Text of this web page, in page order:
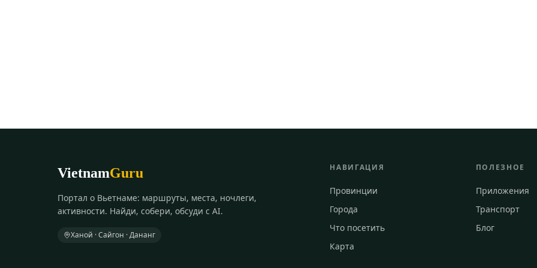
VietnamGuru
Портал о Вьетнаме: маршруты, места, ночлеги,
активности. Найди, собери, обсуди с AI.
Ханой · Сайгон · Дананг
НАВИГАЦИЯ
Провинции
Города
Что посетить
Карта
ПОЛЕЗНОЕ
Приложения
Транспорт
Блог